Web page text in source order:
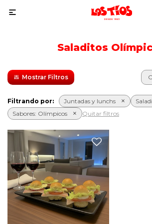

Saladitos
Filtrando por: Juntadas y lunchs
Sabores: Olímpicos Quitar filtros
Seis pebetes olímpicos con
jamón, queso, lechuga,
tomate, huevo duro,
manteca y mayonesa.